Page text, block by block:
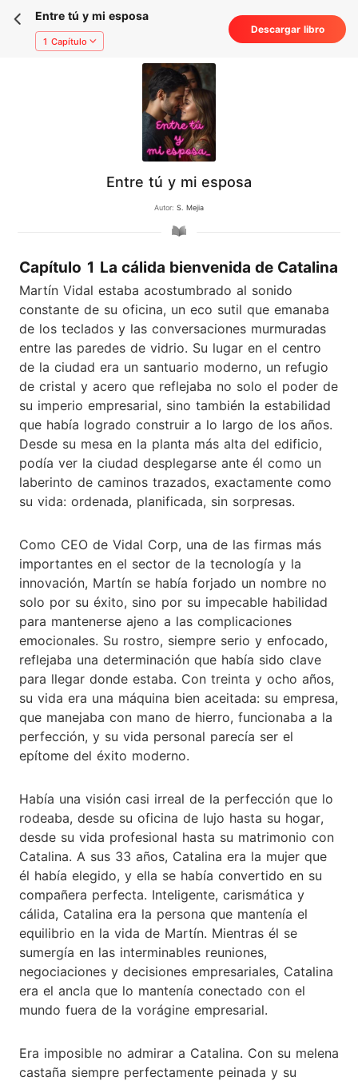
Entre tú y mi esposa
1 Capítulo
Descargar libro
Entre tú y mi esposa
Autor: S. Mejia
Capítulo 1 La cálida bienvenida de Catalina
Martín Vidal estaba acostumbrado al sonido
constante de su oficina, un eco sutil que emanaba
de los teclados y las conversaciones murmuradas
entre las paredes de vidrio. Su lugar en el centro
de la ciudad era un santuario moderno, un refugio
de cristal y acero que reflejaba no solo el poder de
su imperio empresarial, sino también la estabilidad
que había logrado construir a lo largo de los años.
Desde su mesa en la planta más alta del edificio,
podía ver la ciudad desplegarse ante él como un
laberinto de caminos trazados, exactamente como
su vida: ordenada, planificada, sin sorpresas.
Como CEO de Vidal Corp, una de las firmas más
importantes en el sector de la tecnología y la
innovación, Martín se había forjado un nombre no
solo por su éxito, sino por su impecable habilidad
para mantenerse ajeno a las complicaciones
emocionales. Su rostro, siempre serio y enfocado,
reflejaba una determinación que había sido clave
para llegar donde estaba. Con treinta y ocho años,
su vida era una máquina bien aceitada: su empresa,
que manejaba con mano de hierro, funcionaba a la
perfección, y su vida personal parecía ser el
epítome del éxito moderno.
Había una visión casi irreal de la perfección que lo
rodeaba, desde su oficina de lujo hasta su hogar,
desde su vida profesional hasta su matrimonio con
Catalina. A sus 33 años, Catalina era la mujer que
él había elegido, y ella se había convertido en su
compañera perfecta. Inteligente, carismática y
cálida, Catalina era la persona que mantenía el
equilibrio en la vida de Martín. Mientras él se
sumergía en las interminables reuniones,
negociaciones y decisiones empresariales, Catalina
era el ancla que lo mantenía conectado con el
mundo fuera de la vorágine empresarial.
Era imposible no admirar a Catalina. Con su melena
castaña siempre perfectamente peinada y su